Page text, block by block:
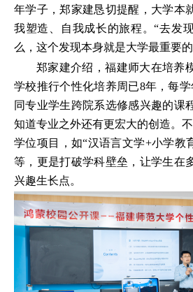
年学子，郑家建恳切提醒，大学本
我塑造、自我成长的旅程。“去发
么，这个发现本身就是大学最重要
郑家建介绍，福建师大在培养
学校推行个性化培养周已8年，每
同专业学生跨院系选修感兴趣的课
知道专业之外还有更宏大的创造。
学位项目，如“汉语言文学+小学教
等，更是打破学科壁垒，让学生在
兴趣生长点。